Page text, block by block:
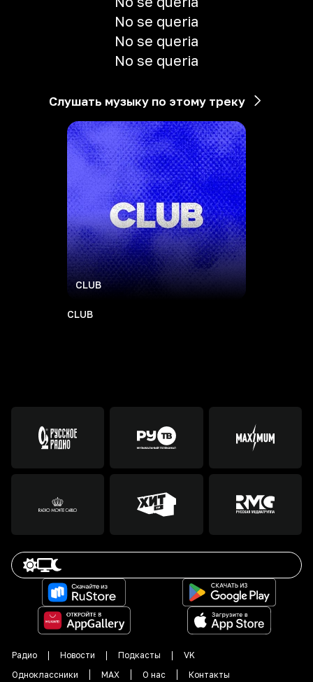
No se queria
No se queria
No se queria
Слушать музыку по этому треку
CLUB
CLUB
Радио Новости Подкасты
VK
Одноклассники
MAX О нас Контакты